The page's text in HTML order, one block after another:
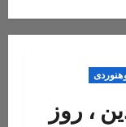
، روز